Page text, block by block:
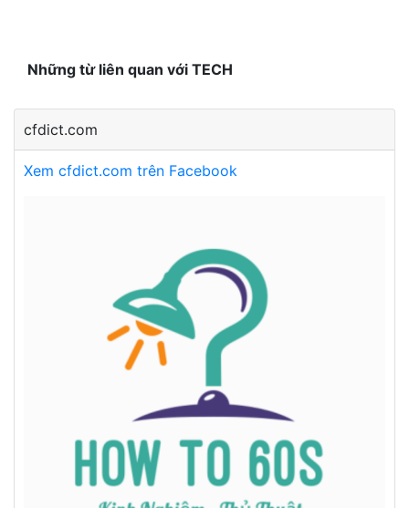
Những từ liên quan với TECH
cfdict.com
Xem cfdict.com trên Facebook